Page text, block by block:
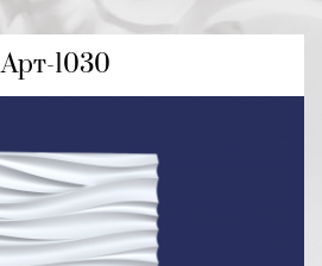
Арт-1030